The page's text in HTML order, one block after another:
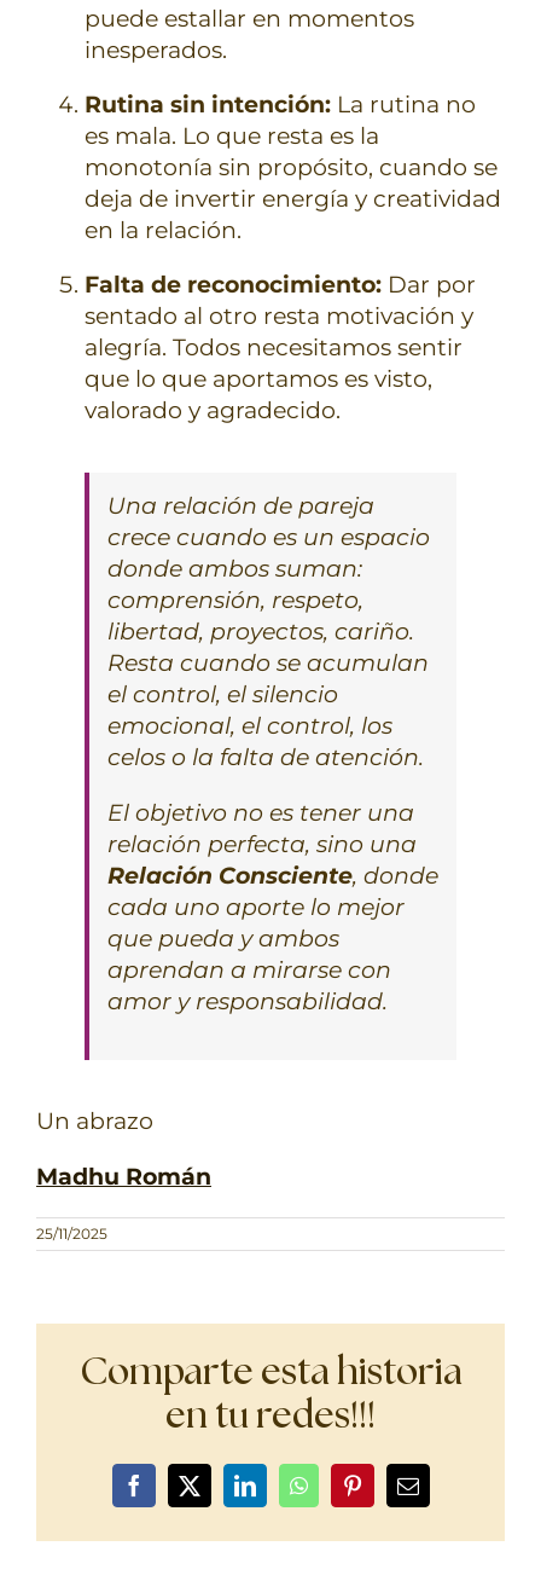
puede estallar en momentos
inesperados.
Rutina sin intención: La rutina no
es mala. Lo que resta es la
monotonía sin propósito, cuando se
deja de invertir energía y creatividad
en la relación.
Falta de reconocimiento: Dar por
sentado al otro resta motivación y
alegría. Todos necesitamos sentir
que lo que aportamos es visto,
valorado y agradecido.
Una relación de pareja
crece cuando es un espacio
donde ambos suman:
comprensión, respeto,
libertad, proyectos, cariño.
Resta cuando se acumulan
el control, el silencio
emocional, el control, los
celos o la falta de atención.
El objetivo no es tener una
relación perfecta, sino una
Relación Consciente, donde
cada uno aporte lo mejor
que pueda y ambos
aprendan a mirarse con
amor y responsabilidad.
Un abrazo
Madhu Román
25/11/2025
Comparte esta historia
en tu redes!!!
Facebook
X LinkedInWhatsAppPinterestCorreo